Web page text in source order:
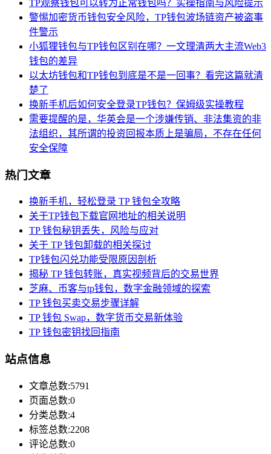
TP观察钱包可以转为正常钱包吗？实操指南与风险提示
警惕加密货币钱包安全风险，TP钱包波场链资产被盗事
件警示
小狐狸钱包与TP钱包区别在哪？一文理清两大主流Web3
钱包的差异
以太坊钱包和TP钱包到底是不是一回事？看完这篇就清
楚了
换新手机后如何安全登录TP钱包？保姆级实操教程
需要提醒的是，华英会是一个涉嫌传销、非法集资的非
法组织，其所谓的投资回报本质上是骗局，不存在任何
安全保障
热门文章
换新手机，轻松登录 TP 钱包全攻略
关于TP钱包下载官网地址的相关说明
TP 钱包秘钥丢失，风险与应对
关于 TP 钱包卸载的相关探讨
TP钱包闪兑功能受限原因剖析
揭秘 TP 钱包转账，真实视频背后的交易世界
芝麻、币客与tp钱包，数字金融领域的探索
TP 钱包买卖交易步骤详解
TP 钱包 Swap，数字货币交易新体验
TP 钱包密钥找回指南
站点信息
文章总数:5791
页面总数:0
分类总数:4
标签总数:2208
评论总数:0